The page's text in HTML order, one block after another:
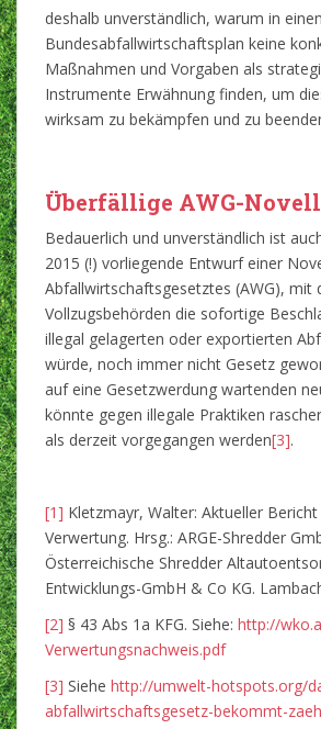
deshalb unverständlich, warum in
Bundesabfallwirtschaftsplan keine
Maßnahmen und Vorgaben als
Instrumente Erwähnung finden, um
wirksam zu bekämpfen und zu
Überfällige AWG-
Bedauerlich und unverständlich ist
2015 (!) vorliegende Entwurf einer
Abfallwirtschaftsgesetztes (AWG), mit
Vollzugsbehörden die sofortige
illegal gelagerten oder exportierten
würde, noch immer nicht Gesetz
auf eine Gesetzwerdung wartenden
könnte gegen illegale Praktiken
als derzeit vorgegangen werden[3].
[1] Kletzmayr, Walter: Aktueller Bericht
Verwertung. Hrsg.: ARGE-Shredder
Österreichische Shredder
Entwicklungs-GmbH & Co KG.
[2] § 43 Abs 1a KFG. Siehe: http://
Verwertungsnachweis.pdf
[3] Siehe http://umwelt-hotspots.org/
abfallwirtschaftsgesetz-bekommt-